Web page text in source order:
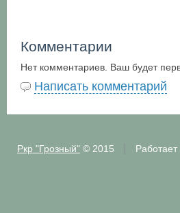
Комментарии
Нет комментариев. Ваш будет
Написать комментарий
Ркр "Грозный"© 2015 Работает